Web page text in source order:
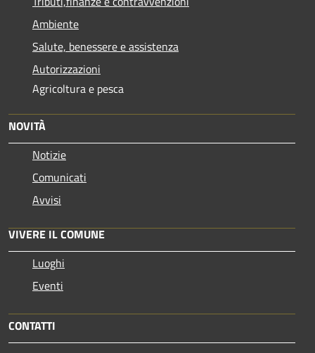
Ambiente
Salute, benessere e assistenza
Autorizzazioni
Agricoltura e pesca
NOVITÀ
Notizie
Comunicati
Avvisi
VIVERE IL COMUNE
Luoghi
Eventi
CONTATTI